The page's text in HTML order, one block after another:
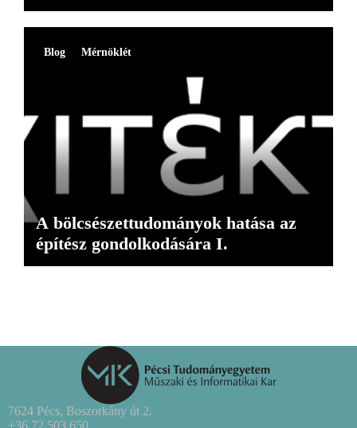
Blog Mérnöklét
A bölcsészettudományok hatása az
építész gondolkodására I.
7624 Pécs, Boszorkány út 2.
+36 72 503 650